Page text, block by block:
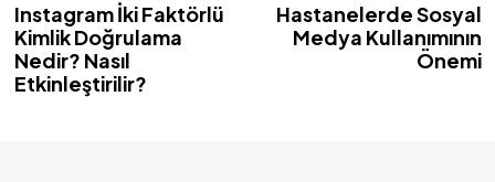
Instagram İki Faktörlü
Kimlik Doğrulama
Nedir? Nasıl
Etkinleştirilir?
Hastanelerde Sosyal
Medya Kullanımının
Önemi